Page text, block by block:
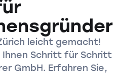
leicht gemacht!
Schritt für Schritt
GmbH. Erfahren Sie,